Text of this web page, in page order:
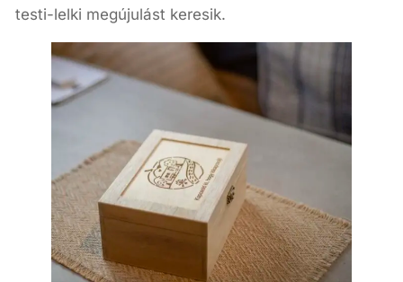
testi-lelki megújulást keresik.